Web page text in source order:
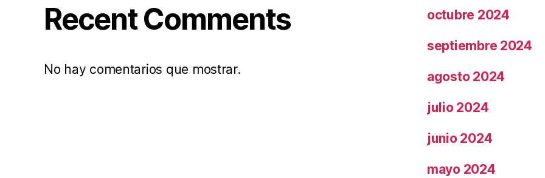
Recent Comments
No hay comentarios que mostrar.
octubre 2024
septiembre 2024
agosto 2024
julio 2024
junio 2024
mayo 2024